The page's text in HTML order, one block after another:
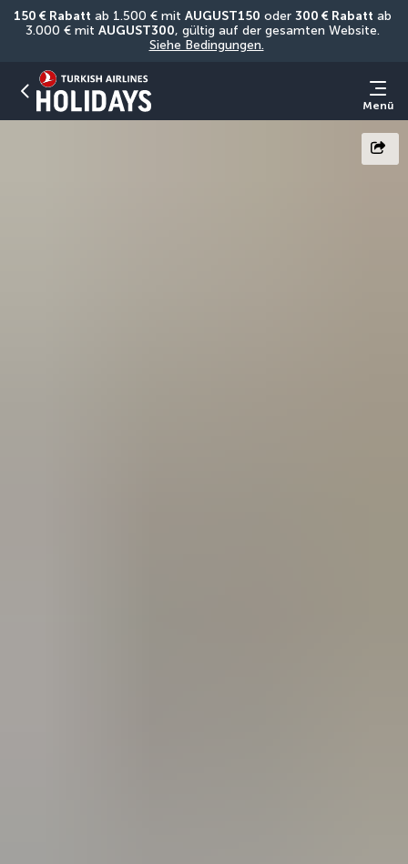
150 € Rabatt ab 1.500 € mit AUGUST150 oder 300 € Rabatt ab
3.000 € mit AUGUST300
Siehe Bedingungen.
Menü